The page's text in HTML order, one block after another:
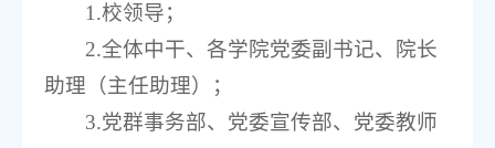
1.校领导；
2.全体中干、各学院党委副书记、院长
助理（主任助理）；
3.党群事务部、党委宣传部、党委教师